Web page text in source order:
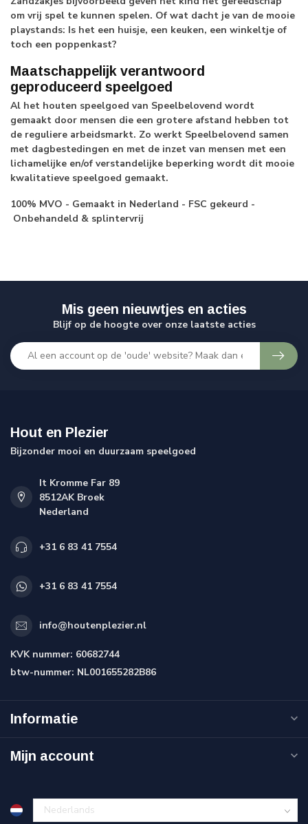
om vrij spel te kunnen spelen. Of wat dacht je van de mooie
playstands: Is het een huisje, een keuken, een winkeltje of
toch een poppenkast?
Maatschappelijk verantwoord
geproduceerd speelgoed
Al het houten speelgoed van Speelbelovend wordt
gemaakt door mensen die een grotere afstand hebben tot
de reguliere arbeidsmarkt. Zo werkt Speelbelovend samen
met dagbestedingen en met de inzet van mensen met een
lichamelijke en/of verstandelijke beperking wordt dit mooie
kwalitatieve speelgoed gemaakt.
100% MVO - Gemaakt in Nederland - FSC gekeurd -
Onbehandeld & splintervrij
Mis geen nieuwtjes en acties
Blijf op de hoogte over onze laatste acties
Hout en Plezier
Bijzonder mooi en duurzaam speelgoed
It Kromme Far 89
8512AK Broek
Nederland
+31 6 83 41 7554
+31 6 83 41 7554
info@houtenplezier.nl
KVK nummer: 60682744
btw-nummer: NL001655282B86
Informatie
Mijn account